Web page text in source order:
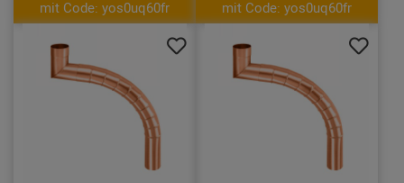
mit Code: yos0uq60fr mit Code: yos0uq60fr